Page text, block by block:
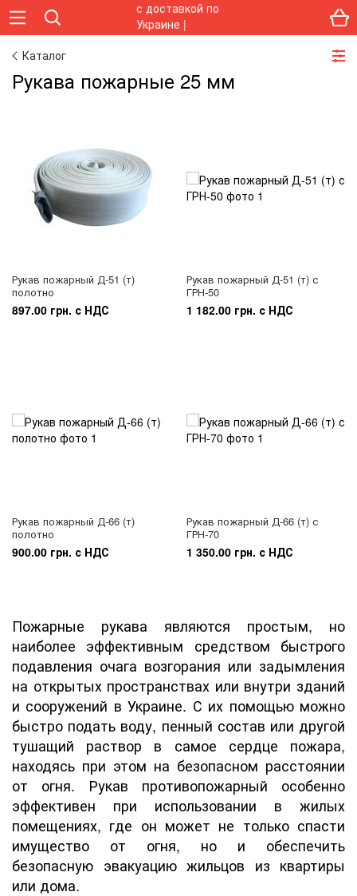
Каталог
Рукава пожарные 25 мм
Рукав пожарный Д-51 (т)
полотно
897.00 грн. с НДС
Рукав пожарный Д-51 (т) с
ГРН-50
1 182.00 грн. с НДС
Рукав пожарный Д-66 (т)
полотно
900.00 грн. с НДС
Рукав пожарный Д-66 (т) с
ГРН-70
1 350.00 грн. с НДС
Пожарные рукава являются простым, но
наиболее эффективным средством быстрого
подавления очага возгорания или задымления
на открытых пространствах или внутри зданий
и сооружений в Украине. С их помощью можно
быстро подать воду, пенный состав или другой
тушащий раствор в самое сердце пожара,
находясь при этом на безопасном расстоянии
от огня. Рукав противопожарный особенно
эффективен при использовании в жилых
помещениях, где он может не только спасти
имущество от огня, но и обеспечить
безопасную эвакуацию жильцов из квартиры
или дома.